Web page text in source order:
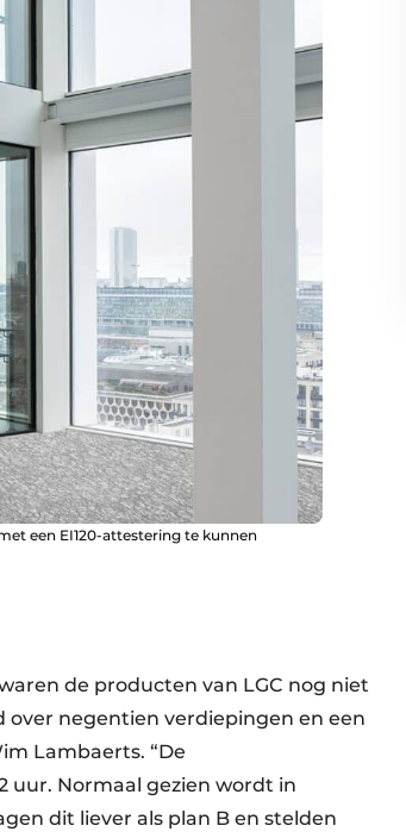
een EI120-attestering te kunnen
de producten van LGC nog niet
over negentien verdiepingen en een
Lambaerts. “De
Normaal gezien wordt in
dit liever als plan B en stelden